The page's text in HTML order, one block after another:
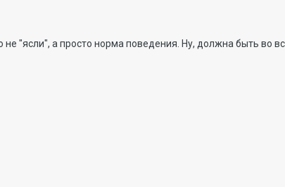
"ясли", а просто норма поведения. Ну, должна быть во